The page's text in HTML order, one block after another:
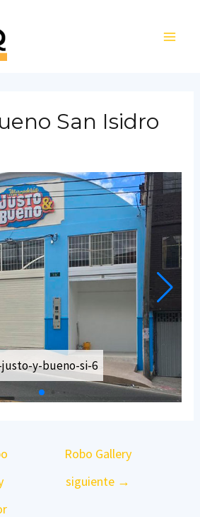
San Isidro
justo-y-bueno-si-6
Robo Gallery
siguiente →